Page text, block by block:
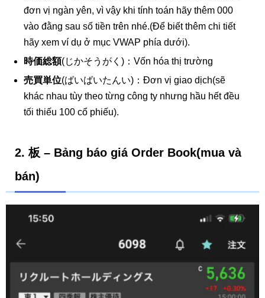
đơn vị ngàn yên, vì vậy khi tính toán hãy thêm 000
vào đằng sau số tiền trên nhé.(Để biết thêm chi tiết
hãy xem ví dụ ở mục VWAP phía dưới).
時価総額(じかそうがく)：Vốn hóa thị trường
売買単位(ばいばいたんい)：Đơn vị giao dịch(sẽ
khác nhau tùy theo từng công ty nhưng hầu hết đều
tối thiếu 100 cổ phiếu).
2. 板 – Bảng báo giá Order Book(mua và
bán)